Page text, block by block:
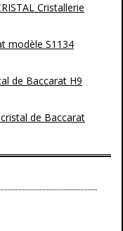
Cristallerie
modèle S1134
de Baccarat H9
de Baccarat